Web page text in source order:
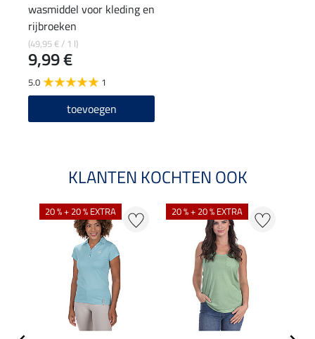
wasmiddel voor kleding en
rijbroeken
(49,95 € / 1 l)
9,99 €
5.0 1
toevoegen
KLANTEN KOCHTEN OOK
20 % + 20 % EXTRA 20 % + 20 % EXTRA